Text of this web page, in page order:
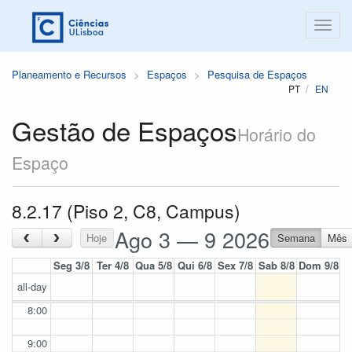
Planeamento e Recursos Espaços Pesquisa de Espaços
PT EN
Gestão de EspaçosHorário do
Espaço
8.2.17 (Piso 2, C8, Campus)
‹ › Hoje Ago 3 — 9 2026 Semana
Mês
Seg 3/8 Ter 4/8 Qua 5/8 Qui 6/8 Sex 7/8 Sab 8/8 Dom 9/8
all-day
8:00
9:00